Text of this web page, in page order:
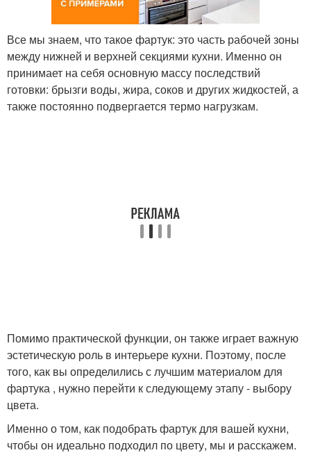
Все мы знаем, что такое фартук: это часть рабочей зоны
между нижней и верхней секциями кухни. Именно он
принимает на себя основную массу последствий
готовки: брызги воды, жира, соков и других жидкостей, а
также постоянно подвергается термо нагрузкам.
Помимо практической функции, он также играет важную
эстетическую роль в интерьере кухни. Поэтому, после
того, как вы определились с лучшим материалом для
фартука , нужно перейти к следующему этапу - выбору
цвета.
Именно о том, как подобрать фартук для вашей кухни,
чтобы он идеально подходил по цвету, мы и расскажем.